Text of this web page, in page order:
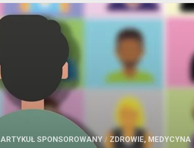
ARTYKUŁ SPONSOROWANY/ ZDROWIE, MEDYCYNA